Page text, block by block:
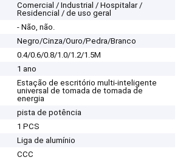
Comercial / Industrial / Hospitalar /
Residencial / de uso geral
- Não, não.
Negro/Cinza/Ouro/Pedra/Branco
0.4/0.6/0.8/1.0/1.2/1.5M
1 ano
Estação de escritório multi-inteligente
universal de tomada de tomada de
energia
pista de potência
1 PCS
Liga de alumínio
CCC